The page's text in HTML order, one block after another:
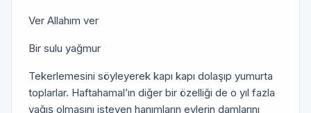
Ver Allahım ver
Bir sulu yağmur
Tekerlemesini söyleyerek kapı kapı dolaşıp yumurta
toplarlar. Haftahamal’ın diğer bir özelliği de o yıl fazla
yağış olmasını isteyen hanımların evlerin damlarını